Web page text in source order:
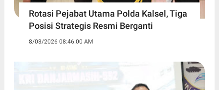
Rotasi Pejabat Utama Polda Kalsel, Tiga
Posisi Strategis Resmi Berganti
8/03/2026 08:46:00 AM